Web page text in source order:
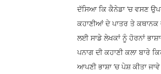
ਦੱਸਿਆ ਕਿ ਕੈਨੇਡਾ ’ਚ ਵਸਣ
ਕਹਾਣੀਆਂ ਦੇ ਪਾਤਰ ਤੇ ਕਥਾਨਕ
ਲਈ ਸਾਡੇ ਲੇਖਕਾਂ ਨੂੰ ਹੋਰਨਾਂ
ਪਨਾਗ ਦੀ ਕਹਾਣੀ ਕਲਾ ਬਾਰੇ
ਆਪਣੀ ਭਾਸ਼ਾ ’ਚ ਪੇਸ਼ ਕੀਤਾ